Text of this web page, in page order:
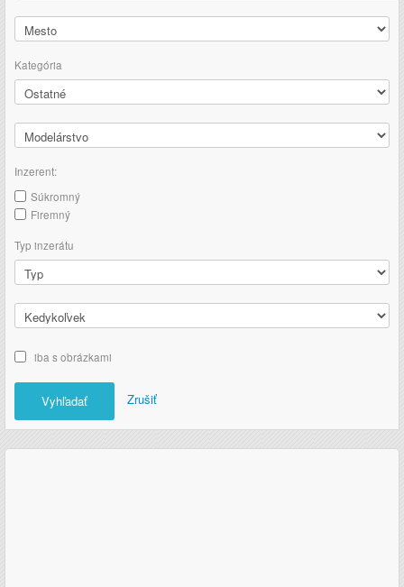
Kategória
Inzerent:
Súkromný
Firemný
Typ inzerátu
iba s obrázkami
Vyhľadať Zrušiť